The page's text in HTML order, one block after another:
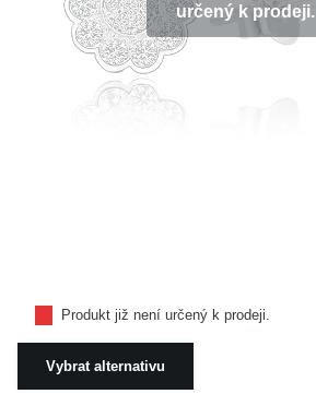
určený k prodeji.
Produkt již není určený k prodeji.
Vybrat alternativu